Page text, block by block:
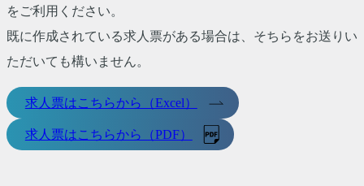
をご利用ください。
既に作成されている求人票がある場合は、そちらをお送りい
ただいても構いません。
求人票はこちらから（Excel）
求人票はこちらから（PDF）